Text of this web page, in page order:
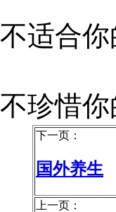
不适合
不珍惜
下一页：
国外养生
上一页：